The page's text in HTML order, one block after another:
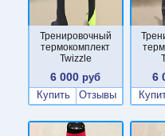
Тренировочный
термокомплект
Twizzle
6 000 руб
Купить
Отзывы
6